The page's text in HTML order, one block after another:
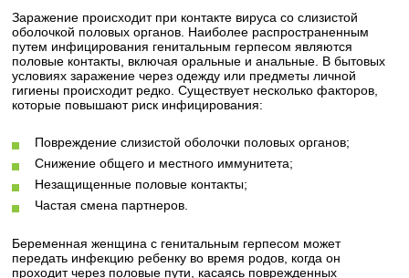
Заражение происходит при контакте вируса со слизистой
оболочкой половых органов. Наиболее распространенным
путем инфицирования генитальным герпесом являются
половые контакты, включая оральные и анальные. В бытовых
условиях заражение через одежду или предметы личной
гигиены происходит редко. Существует несколько факторов,
которые повышают риск инфицирования:
Повреждение слизистой оболочки половых органов;
Снижение общего и местного иммунитета;
Незащищенные половые контакты;
Частая смена партнеров.
Беременная женщина с генитальным герпесом может
передать инфекцию ребенку во время родов, когда он
проходит через половые пути, касаясь поврежденных